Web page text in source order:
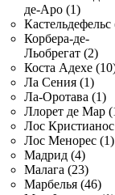
де-Аро (1)
Кастельдефельс
Корбера-де-
Льобрегат (2)
Коста Адехе
Ла Сения (1)
Ла-Оротава (1)
Ллорет де Мар
Лос
Лос Менорес (1)
Мадрид (4)
Малага (23)
Марбелья (46)